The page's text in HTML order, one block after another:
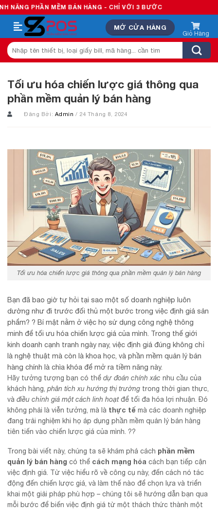
Skip
to
content
BÁN HÀNG - CHỈ VỚI 3 BƯỚC
MỞ CỬA HÀNG
Tìm
kiếm:
Tối ưu hóa chiến lược giá thông qua
phần mềm quản lý bán hàng
Đăng Bởi: Admin/ 24 Tháng 8, 2024
Tối ưu hóa chiến lược giá thông qua phần mềm quản lý bán hàng
Bạn đã bao giờ tự hỏi tại sao một số doanh nghiệp luôn
dường như đi trước đối thủ một bước trong việc định giá sản
phẩm? ? Bí mật nằm ở việc họ sử dụng công nghệ thông
minh để tối ưu hóa chiến lược giá của mình. Trong thế giới
kinh doanh cạnh tranh ngày nay, việc định giá đúng không chỉ
là nghệ thuật mà còn là khoa học, và phần mềm quản lý bán
hàng chính là chìa khóa để mở ra tiềm năng này.
Hãy tưởng tượng bạn có thể dự đoán chính xác nhu cầu của
khách hàng, phân tích xu hướng thị trường trong thời gian thực,
và điều chỉnh giá một cách linh hoạtđể tối đa hóa lợi nhuận. Đó
không phải là viễn tưởng, mà là thực tế mà các doanh nghiệp
đang trải nghiệm khi họ áp dụng phần mềm quản lý bán hàng
tiên tiến vào chiến lược giá của mình. ??
Trong bài viết này, chúng ta sẽ khám phá cách phần mềm
quản lý bán hàng có thể cách mạng hóa cách bạn tiếp cận
việc định giá. Từ việc hiểu rõ về công cụ này, đến cách nó tác
động đến chiến lược giá, và làm thế nào để chọn lựa và triển
khai một giải pháp phù hợp – chúng tôi sẽ hướng dẫn bạn qua
mỗi bước để biến việc định giá từ một thách thức thành một